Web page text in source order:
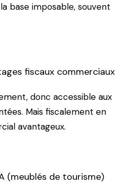
base imposable, souvent
fiscaux commerciaux
donc accessible aux
Mais fiscalement en
avantageux.
(meublés de tourisme)